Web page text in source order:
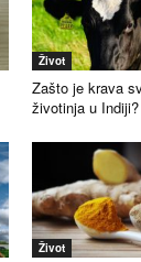
Život
Zašto je krava
životinja u Indiji?
Život